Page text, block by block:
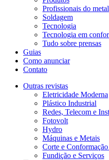
Profissionais do metal
Soldagem
Tecnologia
Tecnologia em
Tudo sobre prensas
Guias
Como anunciar
Contato
Outras revistas
Eletricidade Moderna
Plástico Industrial
Redes, Telecom e
Fotovolt
Hydro
Máquinas e Metais
Corte e
Fundição e Serviços